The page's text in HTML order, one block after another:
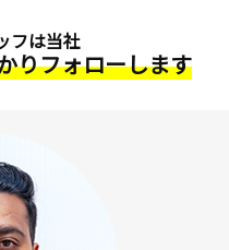
フは当社
りフォローします